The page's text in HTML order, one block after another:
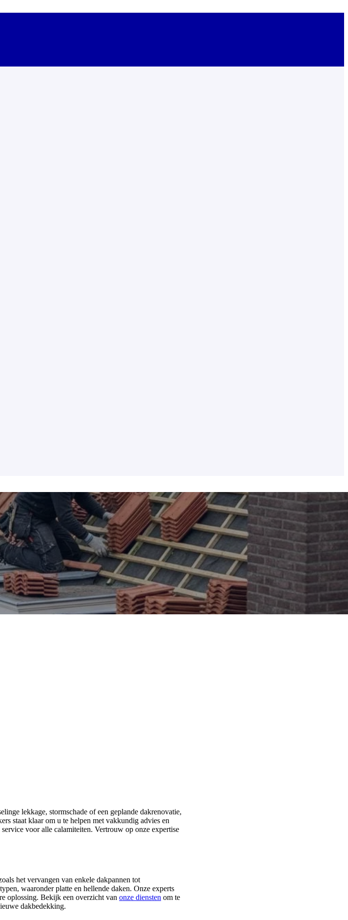
lekkage, stormschade of een geplande dakrenovatie,
staat klaar om u te helpen met vakkundig advies en
voor alle calamiteiten. Vertrouw op onze expertise
het vervangen van enkele dakpannen tot
waaronder platte en hellende daken. Onze experts
oplossing. Bekijk een overzicht van onze diensten om te
dakbedekking.